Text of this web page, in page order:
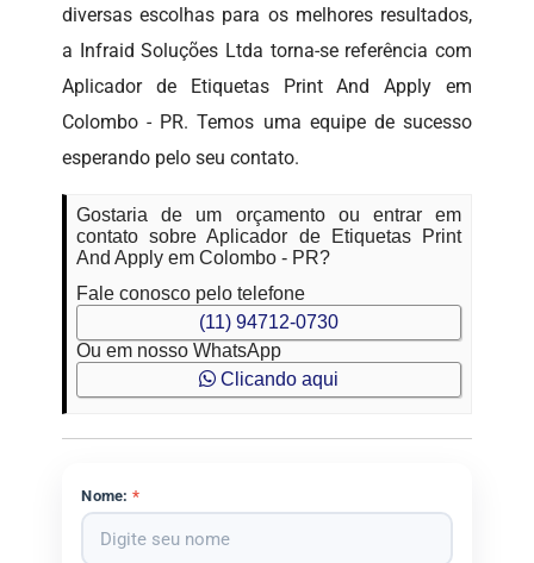
diversas escolhas para os melhores resultados,
a Infraid Soluções Ltda torna-se referência com
Aplicador de Etiquetas Print And Apply em
Colombo - PR. Temos uma equipe de sucesso
esperando pelo seu contato.
Gostaria de um orçamento ou entrar em
contato sobre Aplicador de Etiquetas Print
And Apply em Colombo - PR?
Fale conosco pelo telefone
(11) 94712-0730
Ou em nosso WhatsApp
Clicando aqui
Nome: *